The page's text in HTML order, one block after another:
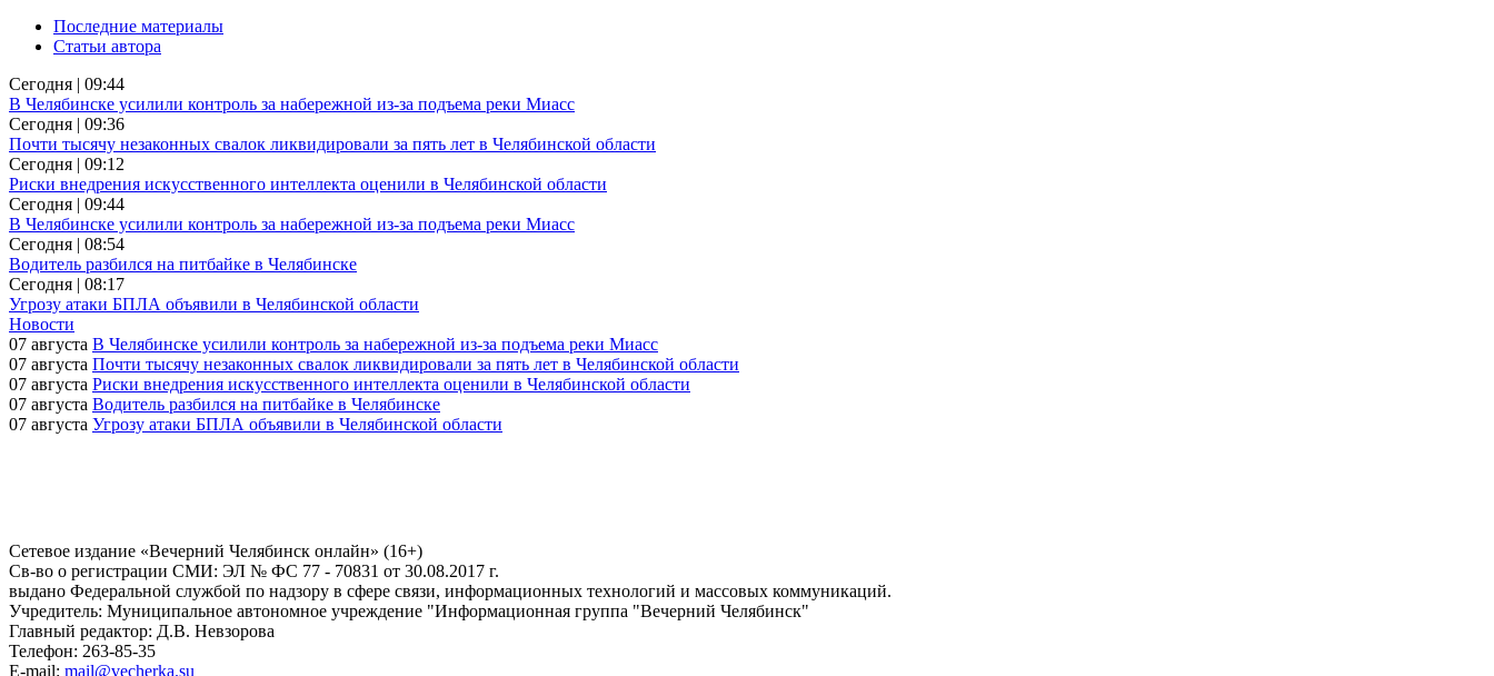
Последние материалы
Статьи автора
Сегодня | 09:44
В Челябинске усилили контроль за набережной из-за подъема реки Миасс
Сегодня | 09:36
Почти тысячу незаконных свалок ликвидировали за пять лет в Челябинской области
Сегодня | 09:12
Риски внедрения искусственного интеллекта оценили в Челябинской области
Сегодня | 09:44
В Челябинске усилили контроль за набережной из-за подъема реки Миасс
Сегодня | 08:54
Водитель разбился на питбайке в Челябинске
Сегодня | 08:17
Угрозу атаки БПЛА объявили в Челябинской области
Новости
07 августа В Челябинске усилили контроль за набережной из-за подъема реки Миасс
07 августа Почти тысячу незаконных свалок ликвидировали за пять лет в Челябинской области
07 августа Риски внедрения искусственного интеллекта оценили в Челябинской области
07 августа Водитель разбился на питбайке в Челябинске
07 августа Угрозу атаки БПЛА объявили в Челябинской области
Сетевое издание «Вечерний Челябинск онлайн» (16+)
Cв-во о регистрации СМИ: ЭЛ № ФС 77 - 70831 от 30.08.2017 г.
выдано Федеральной службой по надзору в сфере связи, информационных технологий и массовых коммуникаций.
Учредитель: Муниципальное автономное учреждение "Информационная группа "Вечерний Челябинск"
Главный редактор: Д.В. Невзорова
Телефон: 263-85-35
E-mail: mail@vecherka.su